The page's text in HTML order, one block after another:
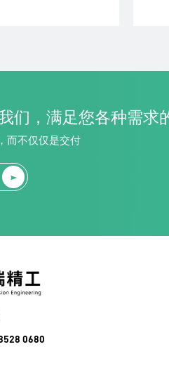
们，满足您各种需求
而不仅仅是交付
0680